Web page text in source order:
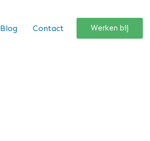
Blog Contact Werken bij